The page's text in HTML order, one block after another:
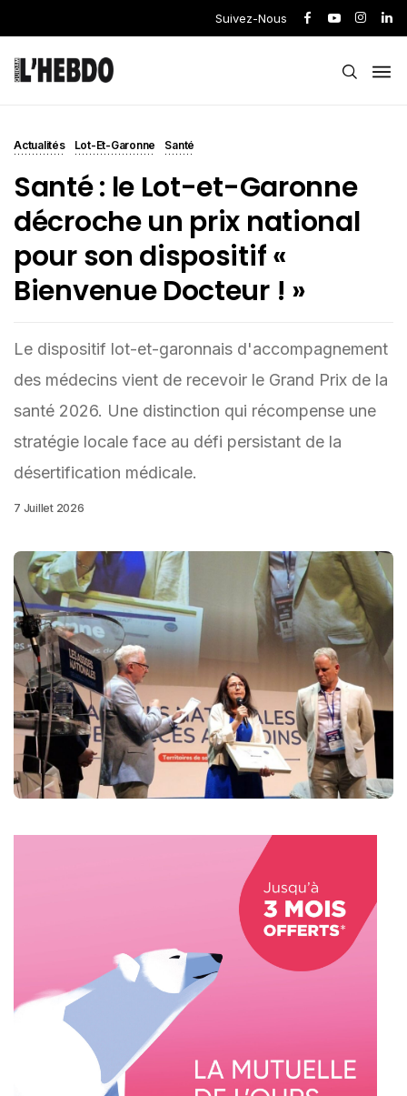
Suivez-Nous
Actualités Lot-Et-Garonne Santé
Santé : le Lot-et-Garonne
décroche un prix national
pour son dispositif «
Bienvenue Docteur ! »
Le dispositif lot-et-garonnais d'accompagnement
des médecins vient de recevoir le Grand Prix de la
santé 2026. Une distinction qui récompense une
stratégie locale face au défi persistant de la
désertification médicale.
7 Juillet 2026